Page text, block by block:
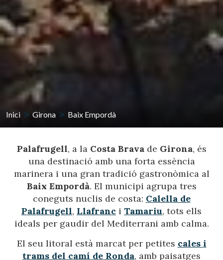
Inici Girona Baix Empordà
Palafrugell, a la Costa Bravade Girona, és
una destinació amb una forta essència
marinera i una gran tradició gastronòmica al
Baix Empordà. El municipi agrupa tres
coneguts nuclis de costa: Calella de
Palafrugell, Llafranc i Tamariu, tots ells
ideals per gaudir del Mediterrani amb calma.
El seu litoral està marcat per petites cales i
trams del camí de Ronda, amb paisatges